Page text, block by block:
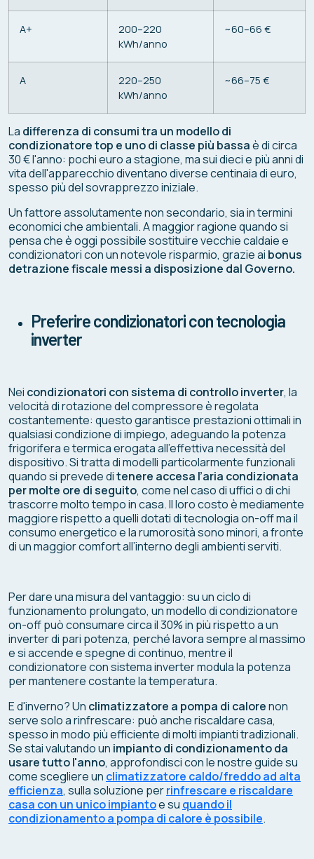
A+
200–220
kWh/anno
~60–66 €
A
220–250
kWh/anno
~66–75 €
La differenza di consumi tra un modello di
condizionatore top e uno di classe più bassaè di circa
30 € l'anno: pochi euro a stagione, ma sui dieci e più anni di
vita dell'apparecchio diventano diverse centinaia di euro,
spesso più del sovrapprezzo iniziale.
Un fattore assolutamente non secondario, sia in termini
economici che ambientali. A maggior ragione quando si
pensa che è oggi possibile sostituire vecchie caldaie e
condizionatori con un notevole risparmio, grazie ai bonus
detrazione fiscale messi a disposizione dal Governo.
Preferire condizionatori con tecnologia
inverter
Nei condizionatori con sistema di controllo inverter, la
velocità di rotazione del compressore è regolata
costantemente: questo garantisce prestazioni ottimali in
qualsiasi condizione di impiego, adeguando la potenza
frigorifera e termica erogata all’effettiva necessità del
dispositivo. Si tratta di modelli particolarmente funzionali
quando si prevede ditenere accesa l’aria condizionata
per molte ore di seguito, come nel caso di uffici o di chi
trascorre molto tempo in casa. Il loro costo è mediamente
maggiore rispetto a quelli dotati di tecnologia on-off ma il
consumo energetico e la rumorosità sono minori, a fronte
di un maggior comfort all’interno degli ambienti serviti.
Per dare una misura del vantaggio: su un ciclo di
funzionamento prolungato, un modello di condizionatore
on-off può consumare circa il 30% in più rispetto a un
inverter di pari potenza, perché lavora sempre al massimo
e si accende e spegne di continuo, mentre il
condizionatore con sistema inverter modula la potenza
per mantenere costante la temperatura.
E d'inverno? Un climatizzatore a pompa di calorenon
serve solo a rinfrescare: può anche riscaldare casa,
spesso in modo più efficiente di molti impianti tradizionali.
Se stai valutando un impianto di condizionamento da
usare tutto l'anno, approfondisci con le nostre guide su
come scegliere un climatizzatore caldo/freddo ad alta
efficienza, sulla soluzione perrinfrescare e riscaldare
casa con un unico impiantoe su quando il
condizionamento a pompa di calore è possibile.